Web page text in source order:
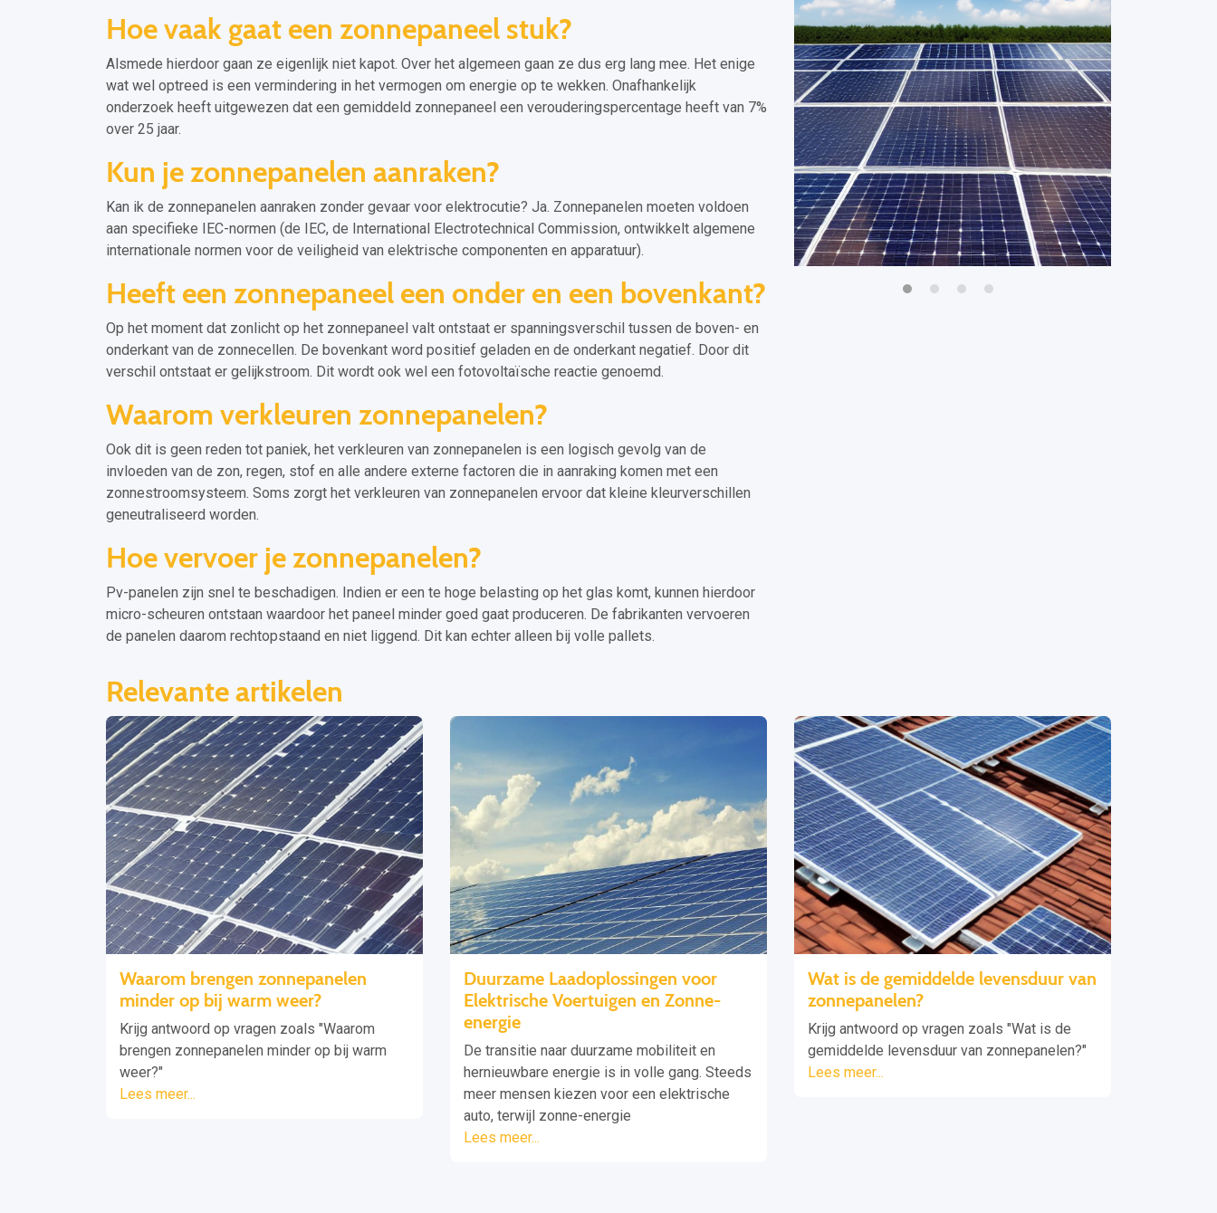
Hoe vaak gaat een zonnepaneel stuk?
Alsmede hierdoor gaan ze eigenlijk niet kapot. Over het algemeen gaan ze dus erg lang mee. Het enige
wat wel optreed is een vermindering in het vermogen om energie op te wekken. Onafhankelijk
onderzoek heeft uitgewezen dat een gemiddeld zonnepaneel een verouderingspercentage heeft van 7%
over 25 jaar.
Kun je zonnepanelen aanraken?
Kan ik de zonnepanelen aanraken zonder gevaar voor elektrocutie? Ja. Zonnepanelen moeten voldoen
aan specifieke IEC-normen (de IEC, de International Electrotechnical Commission, ontwikkelt algemene
internationale normen voor de veiligheid van elektrische componenten en apparatuur).
Heeft een zonnepaneel een onder en een bovenkant?
Op het moment dat zonlicht op het zonnepaneel valt ontstaat er spanningsverschil tussen de boven- en
onderkant van de zonnecellen. De bovenkant word positief geladen en de onderkant negatief. Door dit
verschil ontstaat er gelijkstroom. Dit wordt ook wel een fotovoltaïsche reactie genoemd.
Waarom verkleuren zonnepanelen?
Ook dit is geen reden tot paniek, het verkleuren van zonnepanelen is een logisch gevolg van de
invloeden van de zon, regen, stof en alle andere externe factoren die in aanraking komen met een
zonnestroomsysteem. Soms zorgt het verkleuren van zonnepanelen ervoor dat kleine kleurverschillen
geneutraliseerd worden.
Hoe vervoer je zonnepanelen?
Pv-panelen zijn snel te beschadigen. Indien er een te hoge belasting op het glas komt, kunnen hierdoor
micro-scheuren ontstaan waardoor het paneel minder goed gaat produceren. De fabrikanten vervoeren
de panelen daarom rechtopstaand en niet liggend. Dit kan echter alleen bij volle pallets.
Relevante artikelen
Waarom brengen zonnepanelen
minder op bij warm weer?
Krijg antwoord op vragen zoals "Waarom
brengen zonnepanelen minder op bij warm
weer?"
Lees meer...
Duurzame Laadoplossingen voor
Elektrische Voertuigen en Zonne-
energie
De transitie naar duurzame mobiliteit en
hernieuwbare energie is in volle gang. Steeds
meer mensen kiezen voor een elektrische
auto, terwijl zonne-energie
Lees meer...
Wat is de gemiddelde levensduur van
zonnepanelen?
Krijg antwoord op vragen zoals "Wat is de
gemiddelde levensduur van zonnepanelen?"
Lees meer...